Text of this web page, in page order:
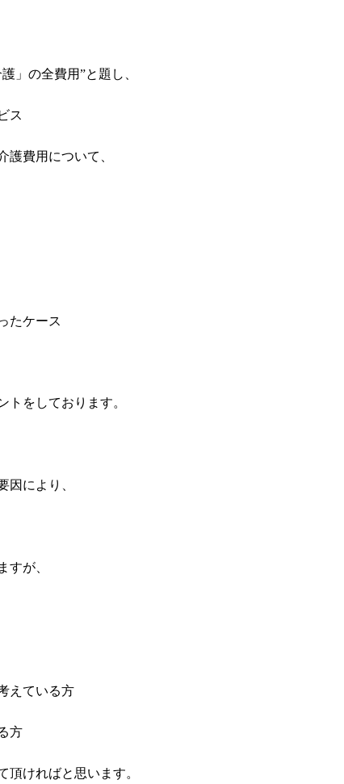
」の全費用”と題し、
ス
護費用 について、
たケース
トをしております。
因により、
すが、
えている方
方
頂ければと思います。